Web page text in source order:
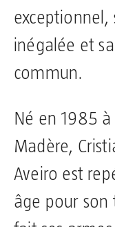
exceptionnel,
inégalée et
commun.
Né en 1985 à
Madère,
Aveiro est
âge pour son